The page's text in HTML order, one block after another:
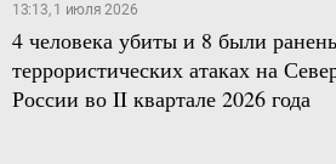
13:13, 1 июля 2026
4 человека убиты и 8 были
террористических атаках на
России во II квартале 2026 года